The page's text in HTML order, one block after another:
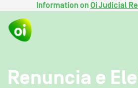
Information onOi Judicial
Renuncia e